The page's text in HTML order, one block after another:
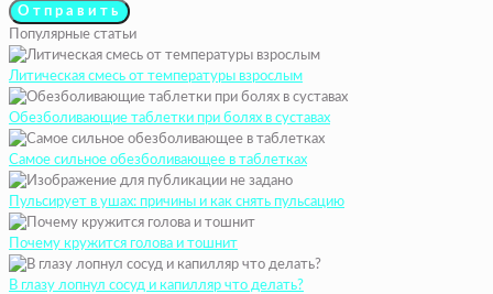
Популярные статьи
Литическая смесь от температуры взрослым
Обезболивающие таблетки при болях в суставах
Самое сильное обезболивающее в таблетках
Пульсирует в ушах: причины и как снять пульсацию
Почему кружится голова и тошнит
В глазу лопнул сосуд и капилляр что делать?